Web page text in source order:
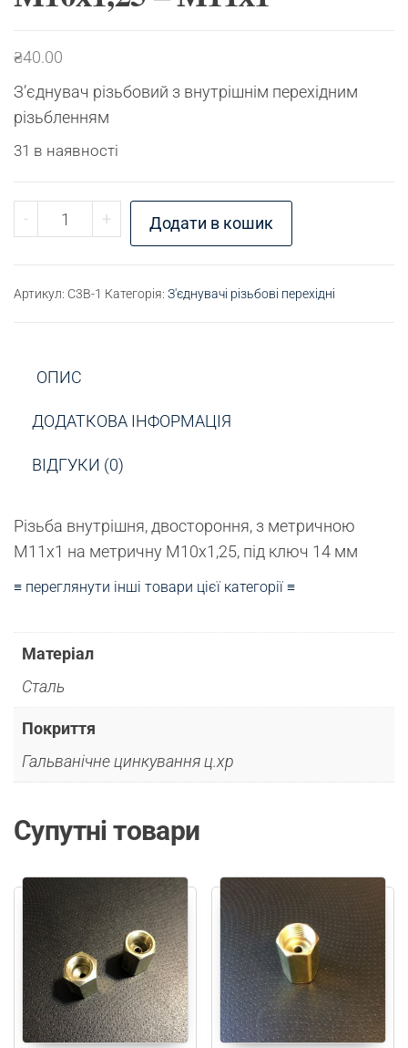
₴40.00
З’єднувач різьбовий з внутрішнім перехідним
різьбленням
31 в наявності
- З'єднувач різьбовий М10х1,25 - М11х1 кількість
+ Додати в кошик
Артикул: C3B-1 Категорія: З'єднувачі різьбові перехідні
ОПИС
ДОДАТКОВА ІНФОРМАЦІЯ
ВІДГУКИ (0)
Різьба внутрішня, двостороння, з метричною
М11х1 на метричну М10х1,25, під ключ 14 мм
≡ переглянути інші товари цієї категорії ≡
Матеріал
Сталь
Покриття
Гальванічне цинкування ц.хр
Супутні товари